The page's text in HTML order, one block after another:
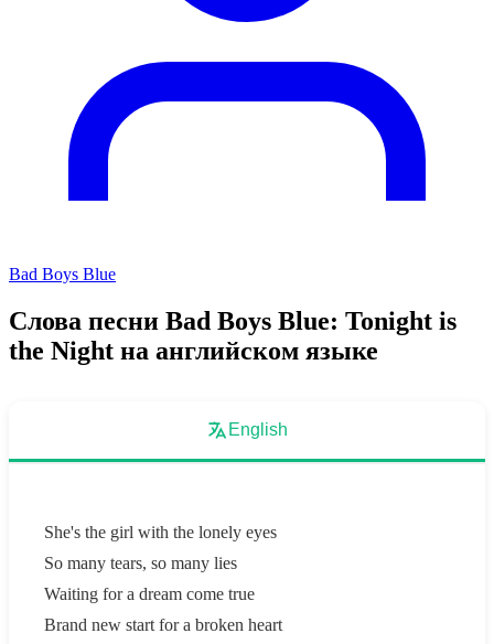
Bad Boys Blue
Слова песни Bad Boys Blue: Tonight is
the Night на английском языке
English
She's the girl with the lonely eyes
So many tears, so many lies
Waiting for a dream come true
Brand new start for a broken heart